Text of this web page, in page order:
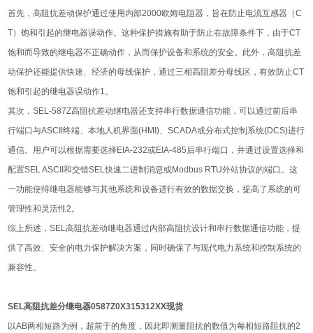
首先，‌高阻抗差动保护通过使用内部2000欧姆电阻器，‌旨在防止电流互感器（‌C
T）‌饱和引起的继电器误动作。‌这种保护措施有助于防止在故障条件下，‌由于CT
饱和而导致的继电器不正确动作，‌从而保护设备和系统的安全。‌此外，‌高阻抗差
动保护还能提供快速、‌经济的母线保护，‌通过三相高阻差分母线区，‌有效防止CT
饱和引起的继电器误动作1。‌
其次，‌SEL-587Z高阻抗差动继电器还支持串行数据通信功能，‌可以通过前后串
行端口与ASCII终端、‌本地人机界面(HMI)、‌SCADA或分布式控制系统(DCS)进行
通信。‌用户可以根据需要选择EIA-232或EIA-485后串行端口，‌并通过设置选择和
配置SEL ASCII和交错SEL快速二进制消息或Modbus RTU外站协议的端口。‌这
一功能使得继电器能够与其他系统和设备进行有效的数据交换，‌提高了系统的可
管理性和灵活性2。‌
综上所述，‌SEL高阻抗差动继电器通过内部高阻抗设计和串行数据通信功能，‌提
供了高效、‌安全的电力保护解决方案，‌同时确保了与现代电力系统和控制系统的
兼容性。‌
SEL高阻抗差分继电器0587Z0X315312XX现货
以AB两相短路为例，超前于的角度，因此即测量阻抗的数值为每相短路阻抗的2